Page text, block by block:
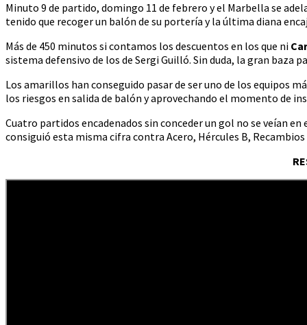
Minuto 9 de partido, domingo 11 de febrero y el Marbella se
tenido que recoger un balón de su portería y la última diana
Más de 450 minutos si contamos los descuentos en los que ni
sistema defensivo de los de Sergi Guilló. Sin duda, la gran baza
Los amarillos han conseguido pasar de ser uno de los equipos
los riesgos en salida de balón y aprovechando el momento de
Cuatro partidos encadenados sin conceder un gol no se veían
consiguió esta misma cifra contra Acero, Hércules B,